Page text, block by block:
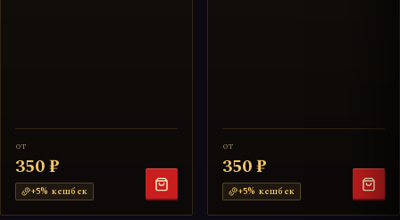
от
350 ₽
+5% кешбек
от
350 ₽
+5% кешбек